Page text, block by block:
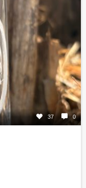
37 0